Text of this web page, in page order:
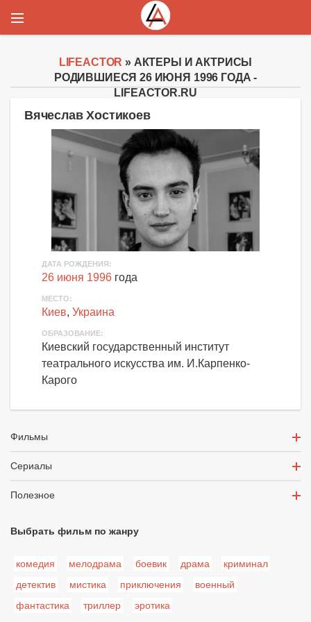
LIFEACTOR » АКТЕРЫ И АКТРИСЫ
РОДИВШИЕСЯ 26 ИЮНЯ 1996 ГОДА -
LIFEACTOR.RU
Вячеслав Хостикоев
ДАТА РОЖДЕНИЯ:
26 июня 1996 года
МЕСТО:
Киев, Украина
ОБРАЗОВАНИЕ:
Киевский государственный институт
театрального искусства им. И.Карпенко-
Карого
Фильмы
Сериалы
Полезное
Выбрать фильм по жанру
комедия мелодрама боевик драма
криминал
детектив
мистика приключения
военный
фантастика
триллер эротика